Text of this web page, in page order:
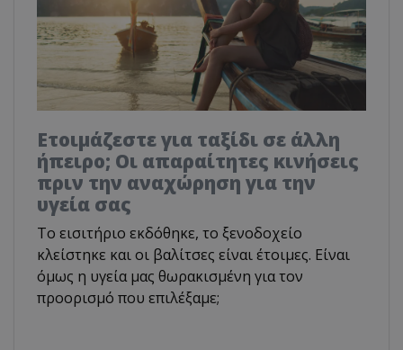
Ετοιμάζεστε για ταξίδι σε άλλη
ήπειρο; Οι απαραίτητες κινήσεις
πριν την αναχώρηση για την
υγεία σας
Το εισιτήριο εκδόθηκε, το ξενοδοχείο
κλείστηκε και οι βαλίτσες είναι έτοιμες. Είναι
όμως η υγεία μας θωρακισμένη για τον
προορισμό που επιλέξαμε;